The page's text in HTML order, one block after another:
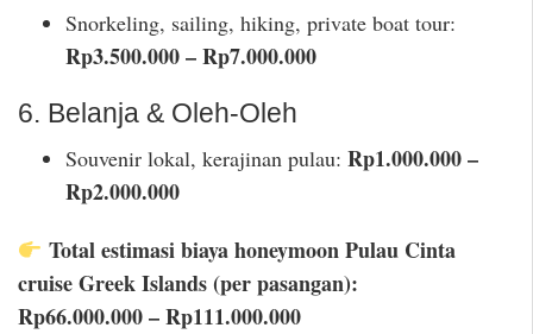
Snorkeling, sailing, hiking, private boat tour:
Rp3.500.000 – Rp7.000.000
6. Belanja & Oleh-Oleh
Souvenir lokal, kerajinan pulau: Rp1.000.000 –
Rp2.000.000
Total estimasi biaya honeymoon Pulau Cinta
cruise Greek Islands (per pasangan):
Rp66.000.000 – Rp111.000.000